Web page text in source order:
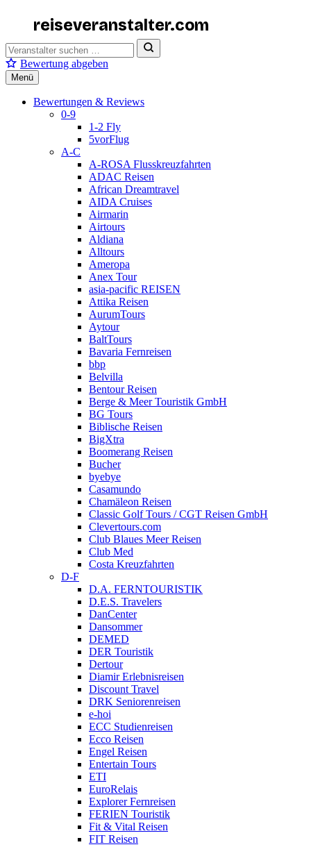
reiseveranstalter.com
Bewertung abgeben
Menü
Bewertungen & Reviews
0-9
1-2 Fly
5vorFlug
A-C
A-ROSA Flusskreuzfahrten
ADAC Reisen
African Dreamtravel
AIDA Cruises
Airmarin
Airtours
Aldiana
Alltours
Ameropa
Anex Tour
asia-pacific REISEN
Attika Reisen
AurumTours
Aytour
BaltTours
Bavaria Fernreisen
bbp
Belvilla
Bentour Reisen
Berge & Meer Touristik GmbH
BG Tours
Biblische Reisen
BigXtra
Boomerang Reisen
Bucher
byebye
Casamundo
Chamäleon Reisen
Classic Golf Tours / CGT Reisen GmbH
Clevertours.com
Club Blaues Meer Reisen
Club Med
Costa Kreuzfahrten
D-F
D.A. FERNTOURISTIK
D.E.S. Travelers
DanCenter
Dansommer
DEMED
DER Touristik
Dertour
Diamir Erlebnisreisen
Discount Travel
DRK Seniorenreisen
e-hoi
ECC Studienreisen
Ecco Reisen
Engel Reisen
Entertain Tours
ETI
EuroRelais
Explorer Fernreisen
FERIEN Touristik
Fit & Vital Reisen
FIT Reisen